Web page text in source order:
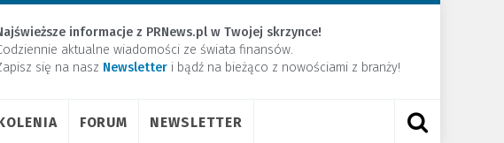
informacje z PRNews.pl w Twojej skrzynce!
aktualne wiadomości ze świata finansów.
się na nasz Newsletter ​i bądź na bieżąco z nowościami z branży!
FORUM NEWSLETTER